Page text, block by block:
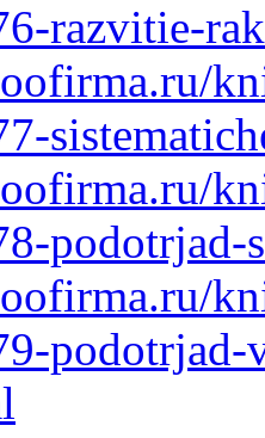
razvitie-
podotrjad-
podotrjad-